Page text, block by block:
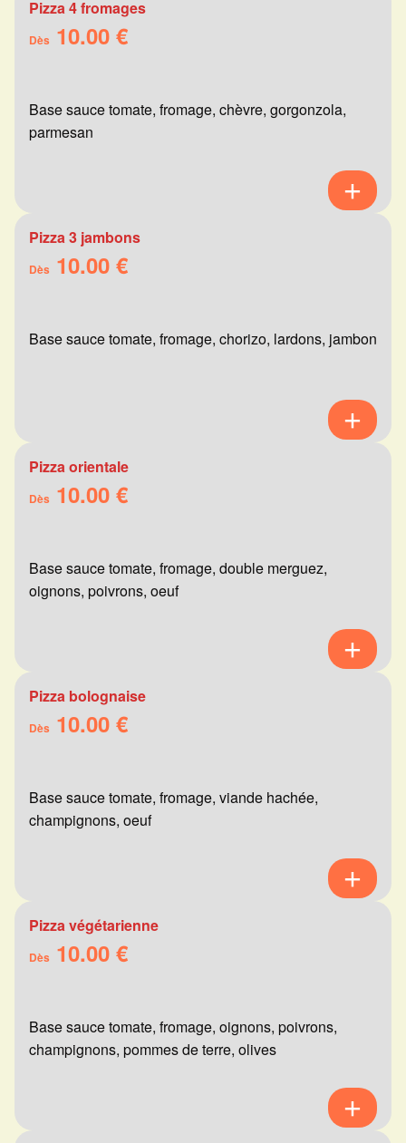
Pizza 4 fromages
Dès 10.00 €
Base sauce tomate, fromage, chèvre, gorgonzola,
parmesan
Pizza 3 jambons
Dès 10.00 €
Base sauce tomate, fromage, chorizo, lardons, jambon
Pizza orientale
Dès 10.00 €
Base sauce tomate, fromage, double merguez,
oignons, poivrons, oeuf
Pizza bolognaise
Dès 10.00 €
Base sauce tomate, fromage, viande hachée,
champignons, oeuf
Pizza végétarienne
Dès 10.00 €
Base sauce tomate, fromage, oignons, poivrons,
champignons, pommes de terre, olives